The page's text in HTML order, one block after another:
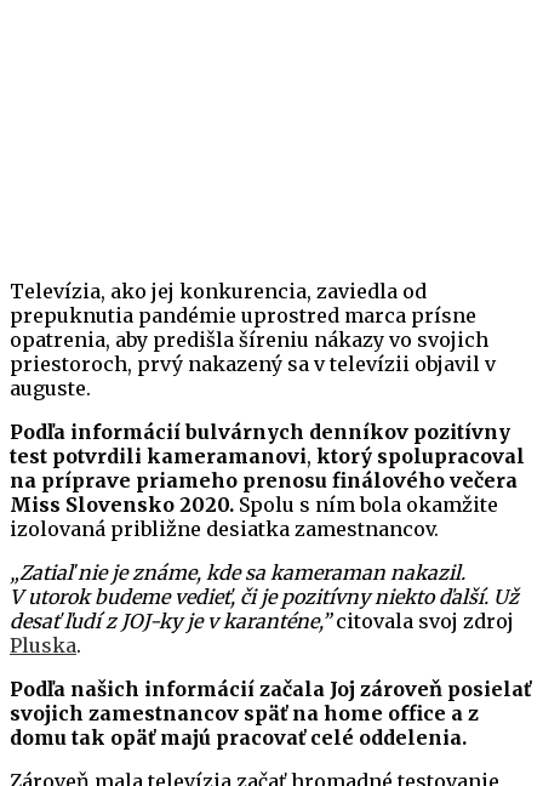
Televízia, ako jej konkurencia, zaviedla od
prepuknutia pandémie uprostred marca prísne
opatrenia, aby predišla šíreniu nákazy vo svojich
priestoroch, prvý nakazený sa v televízii objavil v
auguste.
Podľa informácií bulvárnych denníkov pozitívny
test potvrdili kameramanovi, ktorý spolupracoval
na príprave priameho prenosu finálového večera
Miss Slovensko 2020. Spolu s ním bola okamžite
izolovaná približne desiatka zamestnancov.
„Zatiaľ nie je známe, kde sa kameraman nakazil.
V utorok budeme vedieť, či je pozitívny niekto ďalší. Už
desať ľudí z JOJ-ky je v karanténe,”citovala svoj zdroj
Pluska.
Podľa našich informácií začala Joj zároveň posielať
svojich zamestnancov späť na home office a z
domu tak opäť majú pracovať celé oddelenia.